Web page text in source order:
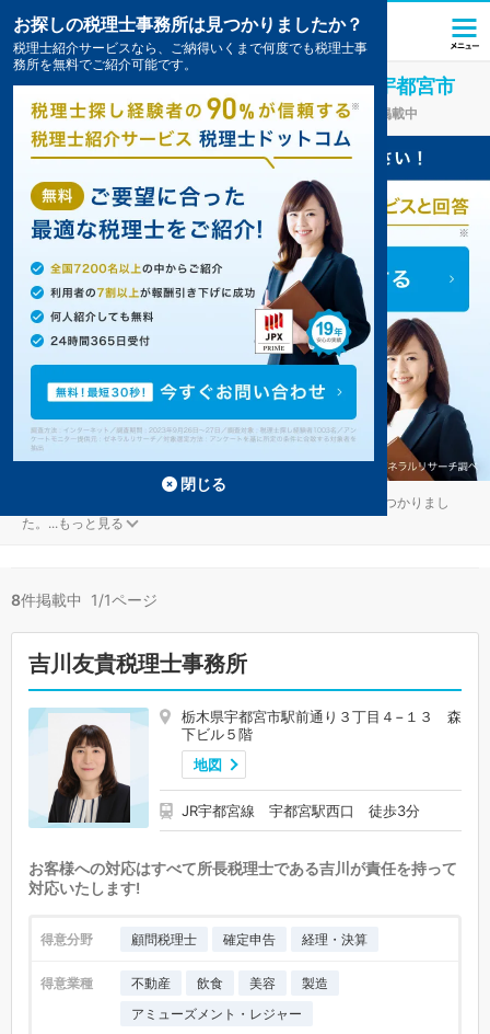
アミューズメント・レジャー業界に強い 宇都宮市
(栃木県)の税理士・会計事務所の一覧8件掲載中
アミューズメント・レジャーが得意な宇都宮の事務所が8件見つかりまし
た。 ...もっと見る
8件掲載中 1/1ページ
吉川友貴税理士事務所
栃木県宇都宮市駅前通り３丁目４−１３ 森
下ビル５階
地図
JR宇都宮線 宇都宮駅西口 徒歩3分
お客様への対応はすべて所長税理士である吉川が責任を持って
対応いたします!
得意分野 顧問税理士 確定申告 経理・決算
得意業種 不動産 飲食 美容
製造
アミューズメント・レジャー
お探しの税理士事務所は見つかりましたか？
税理士紹介サービスなら、ご納得いくまで何度でも税理士事
務所を無料でご紹介可能です。
閉じる